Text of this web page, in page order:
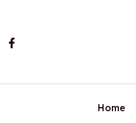
Home